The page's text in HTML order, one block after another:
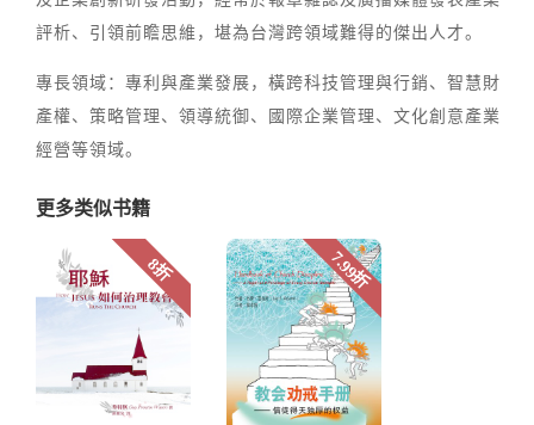
評析、引領前瞻思維，堪為台灣跨領域難得的傑出人才。
專長領域：專利與產業發展，橫跨科技管理與行銷、智慧財
產權、策略管理、領導統御、國際企業管理、文化創意產業
經營等領域。
更多类似书籍